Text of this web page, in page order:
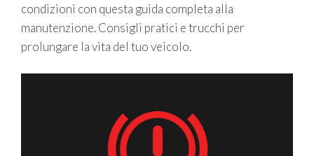
condizioni con questa guida completa alla
manutenzione. Consigli pratici e trucchi per
prolungare la vita del tuo veicolo.